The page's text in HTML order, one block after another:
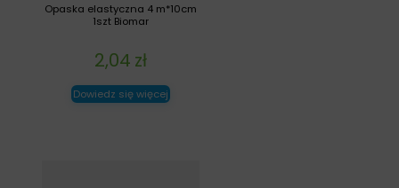
Opaska elastyczna 4 m*10cm
1szt Biomar
2,04 zł
Dowiedz się więcej